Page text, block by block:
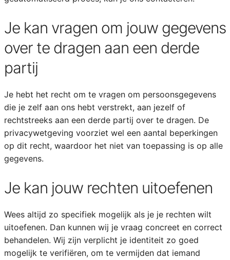
Je kan vragen om jouw gegevens
over te dragen aan een derde
partij
Je hebt het recht om te vragen om persoonsgegevens
die je zelf aan ons hebt verstrekt, aan jezelf of
rechtstreeks aan een derde partij over te dragen. De
privacywetgeving voorziet wel een aantal beperkingen
op dit recht, waardoor het niet van toepassing is op alle
gegevens.
Je kan jouw rechten uitoefenen
Wees altijd zo specifiek mogelijk als je je rechten wilt
uitoefenen. Dan kunnen wij je vraag concreet en correct
behandelen. Wij zijn verplicht je identiteit zo goed
mogelijk te verifiëren, om te vermijden dat iemand